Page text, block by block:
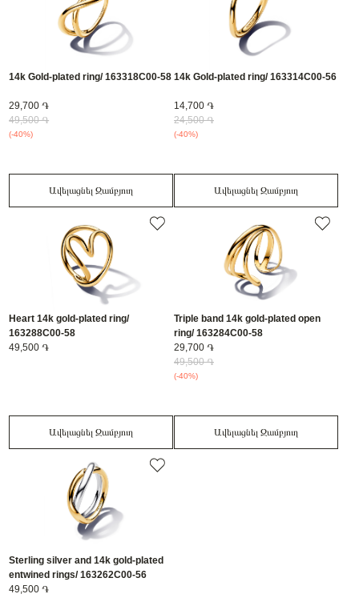
14k Gold-plated ring/ 163318C00-58
29,700 ֏
49,500 ֏
(-40%)
Ավելացնել Զամբյուղ
14k Gold-plated ring/ 163314C00-56
14,700 ֏
24,500 ֏
(-40%)
Ավելացնել Զամբյուղ
Heart 14k gold-plated ring/
163288C00-58
49,500 ֏
Ավելացնել Զամբյուղ
Triple band 14k gold-plated open
ring/ 163284C00-58
29,700 ֏
49,500 ֏
(-40%)
Ավելացնել Զամբյուղ
Sterling silver and 14k gold-plated
entwined rings/ 163262C00-56
49,500 ֏